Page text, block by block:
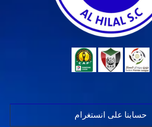
حسابنا على انستغرام